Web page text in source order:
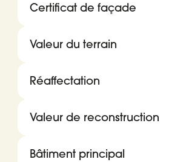
Certificat de façade
Valeur du terrain
Réaffectation
Valeur de reconstruction
Bâtiment principal